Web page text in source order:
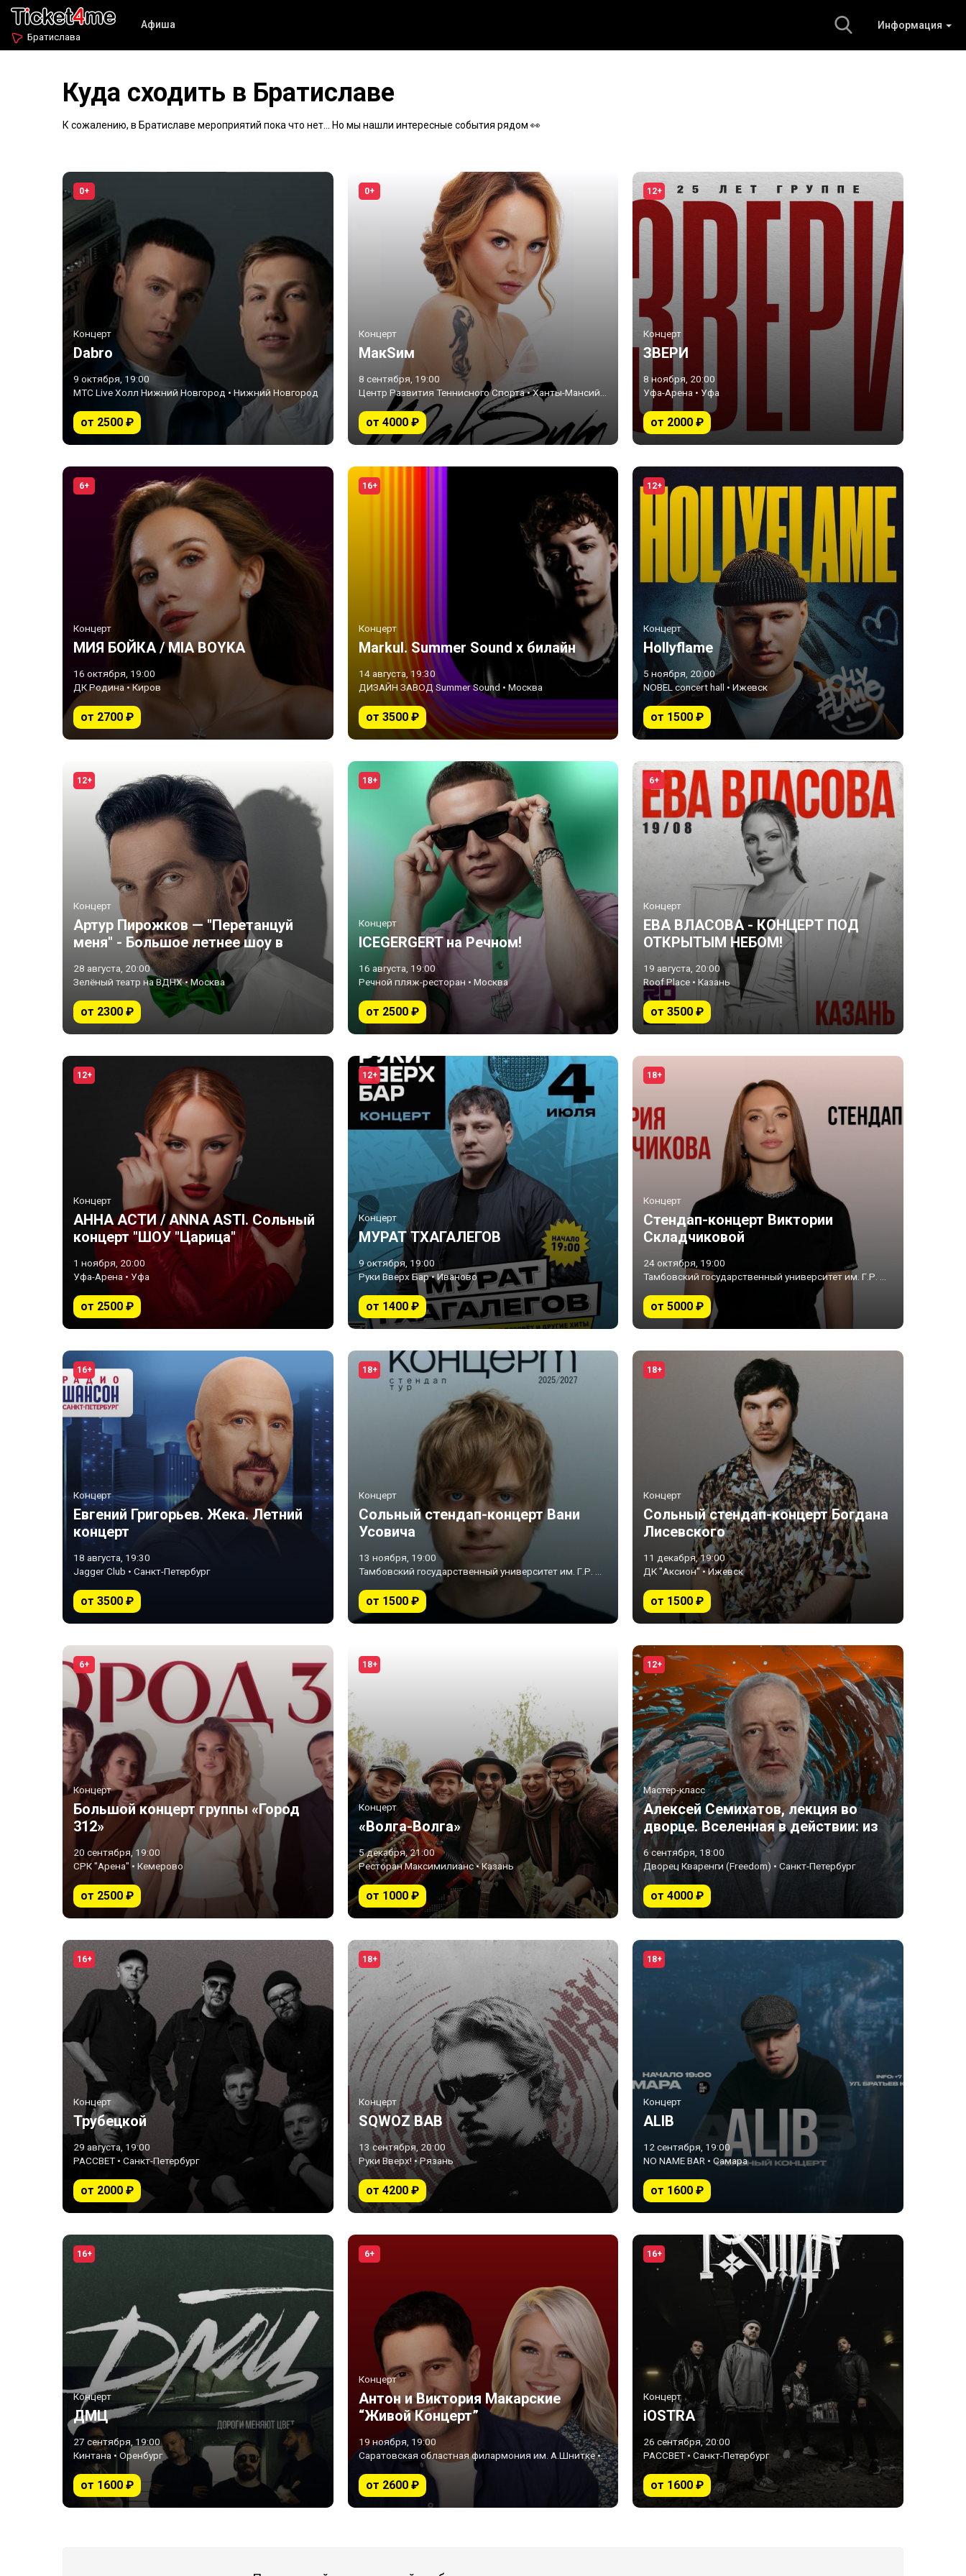
Братислава
Информация
Афиша
Куда сходить в Братиславе
К сожалению, в Братиславе мероприятий пока что нет... Но мы нашли интересные события рядом 👀
0+
Концерт
Dabro
9 октября, 19:00
МТС Live Холл Нижний Новгород • Нижний Новгород
от 2500 ₽
0+
Концерт
МакSим
8 сентября, 19:00
от 4000 ₽
12+
Концерт
ЗВЕРИ
8 ноября, 20:00
Уфа-Арена • Уфа
от 2000 ₽
6+
Концерт
МИЯ БОЙКА / MIA BOYKA
16 октября, 19:00
ДК Родина • Киров
от 2700 ₽
16+
Концерт
Markul. Summer Sound х билайн
14 августа, 19:30
ДИЗАЙН ЗАВОД Summer Sound • Москва
от 3500 ₽
12+
Концерт
Hollyflame
5 ноября, 20:00
NOBEL concert hall • Ижевск
от 1500 ₽
12+
Концерт
Артур Пирожков — "Перетанцуй
меня" - Большое летнее шоу в
Зеленом Театре!
28 августа, 20:00
Зелёный театр на ВДНХ • Москва
от 2300 ₽
18+
Концерт
ICEGERGERT на Речном!
16 августа, 19:00
Речной пляж-ресторан • Москва
от 2500 ₽
6+
Концерт
ЕВА ВЛАСОВА - КОНЦЕРТ ПОД
ОТКРЫТЫМ НЕБОМ!
19 августа, 20:00
Roof Place • Казань
от 3500 ₽
12+
Концерт
АННА АСТИ / ANNA ASTI. Сольный
концерт "ШОУ "Царица"
1 ноября, 20:00
Уфа-Арена • Уфа
от 2500 ₽
12+
Концерт
МУРАТ ТХАГАЛЕГОВ
9 октября, 19:00
Руки Вверх Бар • Иваново
от 1400 ₽
18+
Концерт
Стендап-концерт Виктории
Складчиковой
24 октября, 19:00
от 5000 ₽
16+
Концерт
Евгений Григорьев. Жека. Летний
концерт
18 августа, 19:30
Jagger Club • Санкт-Петербург
от 3500 ₽
18+
Концерт
Сольный стендап-концерт Вани
Усовича
13 ноября, 19:00
от 1500 ₽
18+
Концерт
Сольный стендап-концерт Богдана
Лисевского
11 декабря, 19:00
ДК "Аксион" • Ижевск
от 1500 ₽
6+
Концерт
Большой концерт группы «Город
312»
20 сентября, 19:00
СРК "Арена" • Кемерово
от 2500 ₽
18+
Концерт
«Волга-Волга»
5 декабря, 21:00
Ресторан Максимилианс • Казань
от 1000 ₽
12+
Мастер-класс
Алексей Семихатов, лекция во
дворце. Вселенная в действии: из
чего сложен и чем управляется
мир.
6 сентября, 18:00
Дворец Кваренги (Freedom) • Санкт-Петербург
от 4000 ₽
16+
Концерт
Трубецкой
29 августа, 19:00
РАССВЕТ • Санкт-Петербург
от 2000 ₽
18+
Концерт
SQWOZ BAB
13 сентября, 20:00
Руки Вверх! • Рязань
от 4200 ₽
18+
Концерт
ALIB
12 сентября, 19:00
NO NAME BAR • Самара
от 1600 ₽
16+
Концерт
ДМЦ
27 сентября, 19:00
Кинтана • Оренбург
от 1600 ₽
6+
Концерт
Антон и Виктория Макарские
“Живой Концерт”
19 ноября, 19:00
Саратовская областная филармония им. А.Шнитке • Саратов
от 2600 ₽
16+
Концерт
iOSTRA
26 сентября, 20:00
РАССВЕТ • Санкт-Петербург
от 1600 ₽